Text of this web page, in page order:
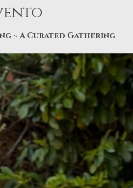
~ A Curated Gathering